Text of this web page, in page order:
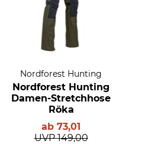
Nordforest Hunting
Nordforest Hunting
Damen-Stretchhose
Röka
ab73,01
UVP 149,00